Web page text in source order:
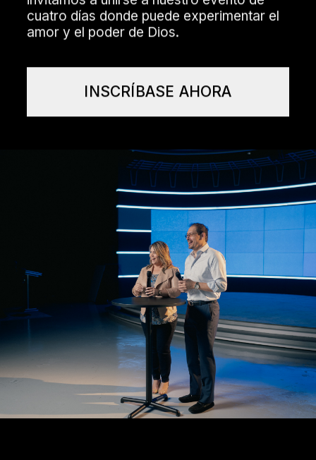
cuatro días donde puede experimentar el
amor y el poder de Dios.
INSCRÍBASE AHORA